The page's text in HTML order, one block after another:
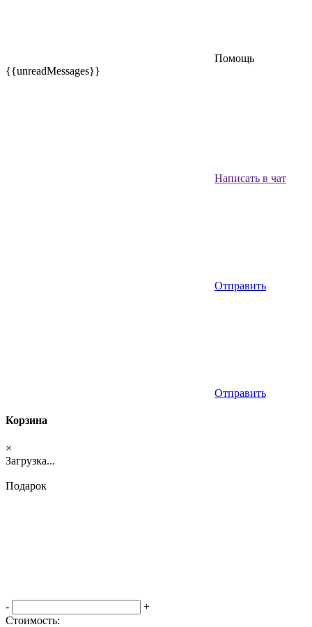
Помощь
{{unreadMessages}}
Написать в чат
Отправить
Отправить
Корзина
×
Загрузка...
Подарок
-
+
Стоимость: